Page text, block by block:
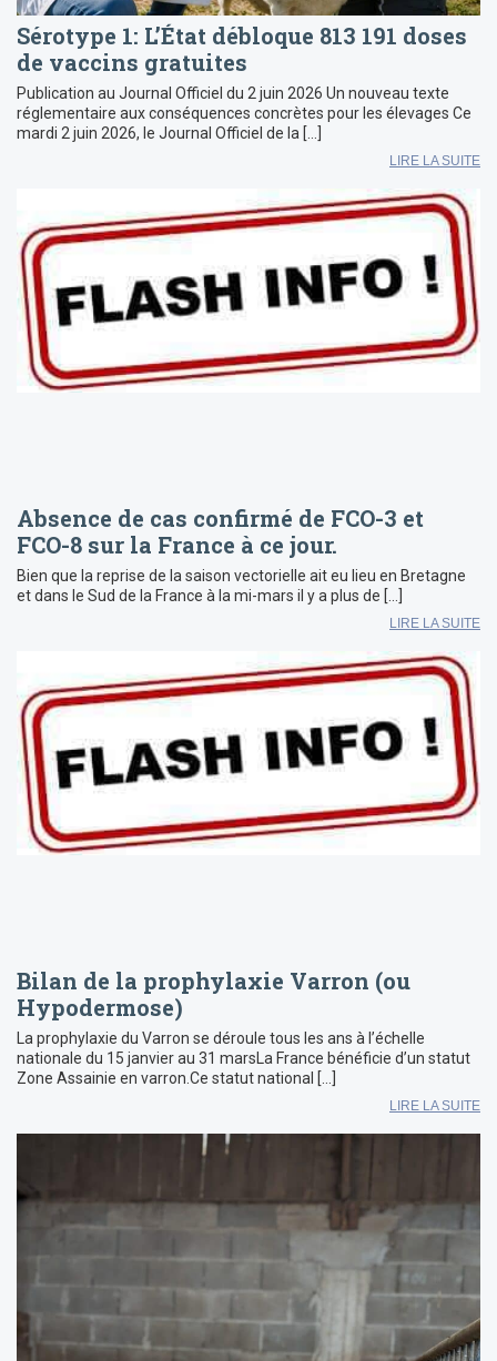
Sérotype 1: L’État débloque 813 191 doses
de vaccins gratuites
Publication au Journal Officiel du 2 juin 2026 Un nouveau texte
réglementaire aux conséquences concrètes pour les élevages Ce
mardi 2 juin 2026, le Journal Officiel de la […]
LIRE LA SUITE
Absence de cas confirmé de FCO-3 et
FCO-8 sur la France à ce jour.
Bien que la reprise de la saison vectorielle ait eu lieu en Bretagne
et dans le Sud de la France à la mi-mars il y a plus de […]
LIRE LA SUITE
Bilan de la prophylaxie Varron (ou
Hypodermose)
La prophylaxie du Varron se déroule tous les ans à l’échelle
nationale du 15 janvier au 31 marsLa France bénéficie d’un statut
Zone Assainie en varron.Ce statut national […]
LIRE LA SUITE